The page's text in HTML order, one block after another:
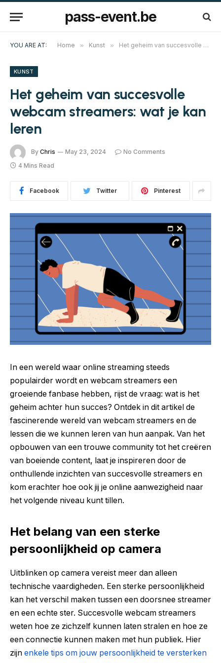
pass-event.be
YOU ARE AT: Home » Kunst » Het geheim van succesvolle webcam streamers: wat je kan leren
KUNST
Het geheim van succesvolle
webcam streamers: wat je kan
leren
By Chris May 23, 2024
No Comments
4 Mins Read
Facebook Twitter Pinterest
In een wereld waar online streaming steeds
populairder wordt en webcam streamers een
groeiende fanbase hebben, rijst de vraag: wat is het
geheim achter hun succes? Ontdek in dit artikel de
fascinerende wereld van webcam streamers en de
lessen die we kunnen leren van hun aanpak. Van het
opbouwen van een trouwe community tot het creëren
van boeiende content, laat je inspireren door de
onthullende inzichten van succesvolle streamers en
kom erachter hoe ook jij je online aanwezigheid naar
het volgende niveau kunt tillen.
Het belang van een sterke
persoonlijkheid op camera
Uitblinken op camera vereist meer dan alleen
technische vaardigheden. Een sterke persoonlijkheid
kan het verschil maken tussen een doorsnee streamer
en een echte ster. Succesvolle webcam streamers
weten hoe ze zichzelf kunnen laten stralen en hoe ze
een connectie kunnen maken met hun publiek. Hier
zijn enkele tips om jouw persoonlijkheid te versterken